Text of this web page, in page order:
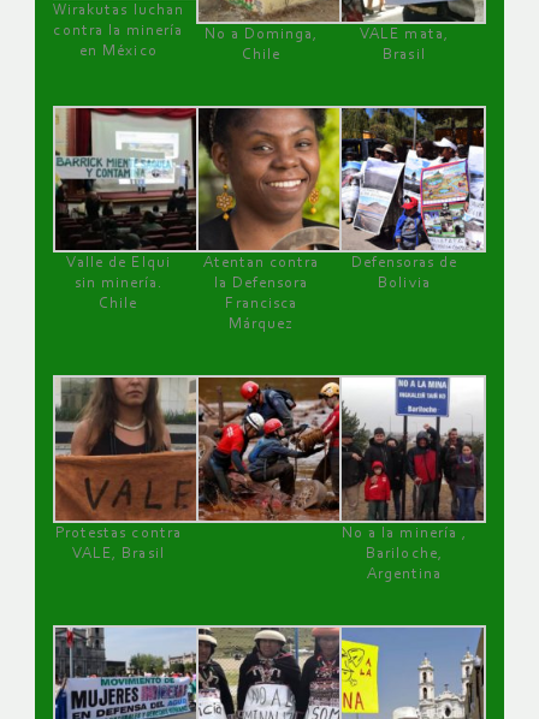
Wirakutas luchan
contra la minería
en México
No a Dominga,
Chile
VALE mata,
Brasil
Valle de Elqui
sin minería.
Chile
Atentan contra
la Defensora
Francisca
Márquez
Defensoras de
Bolivia
Protestas contra
VALE, Brasil
No a la minería ,
Bariloche,
Argentina